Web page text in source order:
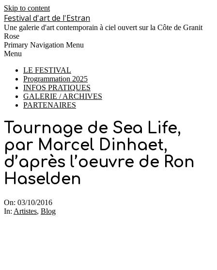
Skip to content
Festival d'art de l'Estran
Une galerie d'art contemporain à ciel ouvert sur la Côte de Granit
Rose
Primary Navigation Menu
Menu
LE FESTIVAL
Programmation 2025
INFOS PRATIQUES
GALERIE / ARCHIVES
PARTENAIRES
Tournage de Sea Life,
par Marcel Dinhaet,
d’après l’oeuvre de Ron
Haselden
On: 03/10/2016
In: Artistes, Blog